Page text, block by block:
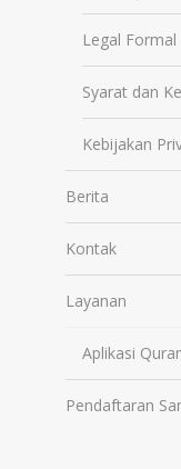
Legal Formal
Syarat dan
Kebijakan
Berita
Kontak
Layanan
Aplikasi
Pendaftaran